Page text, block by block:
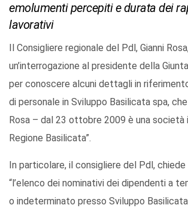
emolumenti percepiti e durata dei
lavorativi
Il Consigliere regionale del Pdl, Gianni
un’interrogazione al presidente della
per conoscere alcuni dettagli in
di personale in Sviluppo Basilicata spa,
Rosa – dal 23 ottobre 2009 è una società
Regione Basilicata”.
In particolare, il consigliere del Pdl,
“l’elenco dei nominativi dei dipendenti a
o indeterminato presso Sviluppo